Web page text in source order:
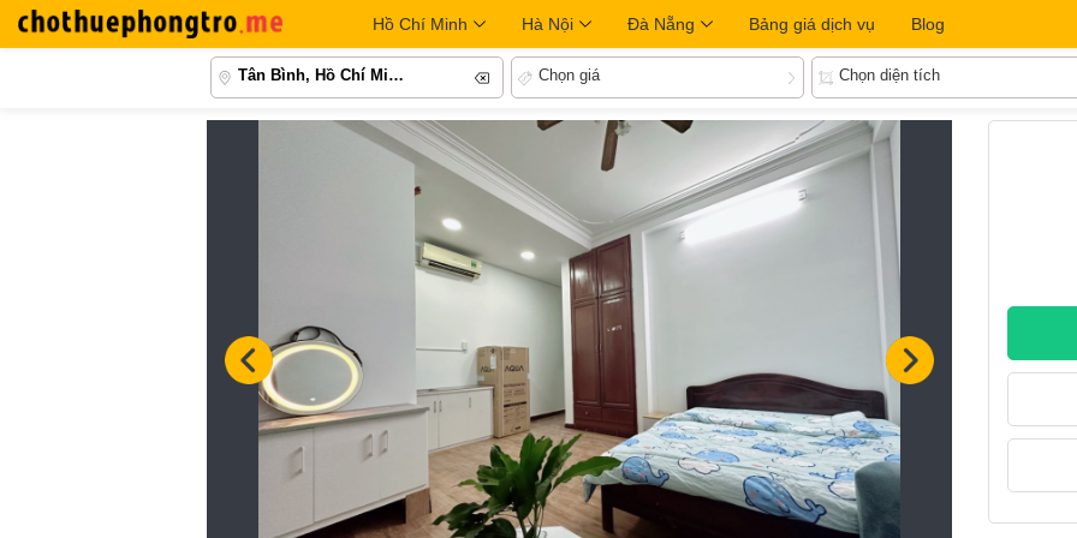
Hồ Chí Minh Hà Nội Đà Nẵng Bảng giá dịch vụ Blog
Tân Bình, Hồ Chí Minh Chọn giá Chọn diện tích